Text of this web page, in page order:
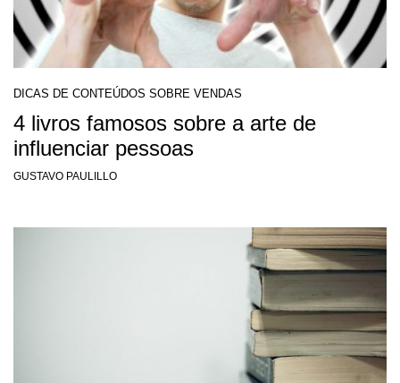
DICAS DE CONTEÚDOS SOBRE VENDAS
4 livros famosos sobre a arte de
influenciar pessoas
GUSTAVO PAULILLO